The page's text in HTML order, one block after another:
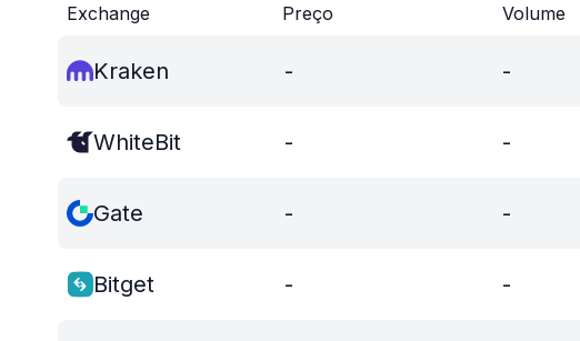
Exchange Preço Volume
Kraken - -
WhiteBit - -
Gate - -
Bitget - -